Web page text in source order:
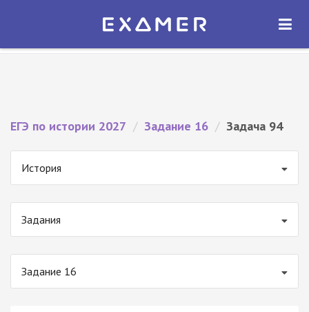
Экзамер — ЕГЭ 2027
ОТКРЫТЬ
ЕГЭ по истории 2027 / Задание 16 / Задача 94
История
Задания
Задание 16